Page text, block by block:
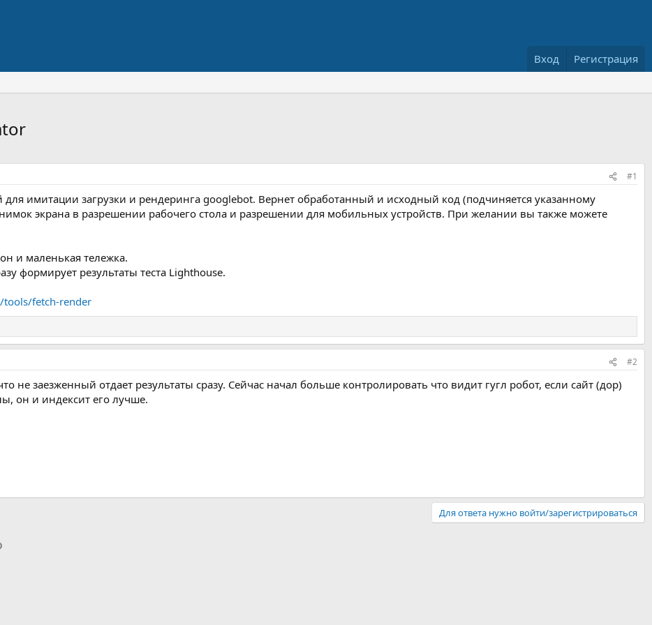
Вход Регистрация
#1
имитации загрузки и рендеринга googlebot. Вернет обработанный и исходный код (подчиняется указанному
экрана в разрешении рабочего стола и разрешении для мобильных устройств. При желании вы также можете
и маленькая тележка.
формирует результаты теста Lighthouse.
fetch-render
#2
не заезженный отдает результаты сразу. Сейчас начал больше контролировать что видит гугл робот, если сайт (дор)
он и индексит его лучше.
Для ответа нужно войти/зарегистрироваться
почта
Ссылка